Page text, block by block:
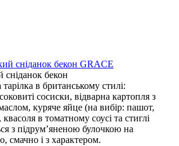
сніданок бекон
в британському стилі:
сосиски, відварна картопля з
куряче яйце (на вибір: пашот,
в томатному соусі та стиглі
з підрум’яненою булочкою на
смачно і з характером.